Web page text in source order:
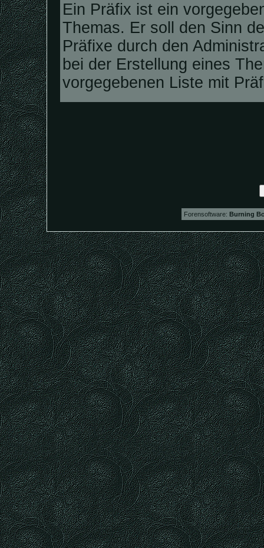
Ein Präfix ist ein
Themas. Er soll den Sinn
Präfixe durch den
bei der Erstellung eines
vorgegebenen Liste mit
Forensoftware: Burning